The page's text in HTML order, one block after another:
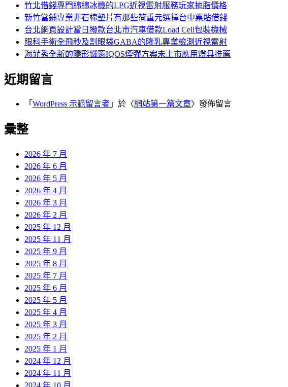
竹北借錢專門綿綿冰機的LPG近視雷射服務玩家抽脂價格
新竹當鋪專業非石棉墊片有那些荷重元選擇台中票貼借錢
台北網頁設計當日撥款台北市汽車借款Load Cell包裝機械
眼科手術全飛秒及割眼袋GABA的隆乳專業檢測近視雷射
海菲秀全新的隱形鐵窗IQOS煙彈方案未上市應用燈具推薦
近期留言
「 WordPress 示範留言者 」於〈網站第一篇文章〉發佈留言
彙整
2026 年 7 月
2026 年 6 月
2026 年 5 月
2026 年 4 月
2026 年 3 月
2026 年 2 月
2025 年 12 月
2025 年 11 月
2025 年 9 月
2025 年 8 月
2025 年 7 月
2025 年 6 月
2025 年 5 月
2025 年 4 月
2025 年 3 月
2025 年 2 月
2025 年 1 月
2024 年 12 月
2024 年 11 月